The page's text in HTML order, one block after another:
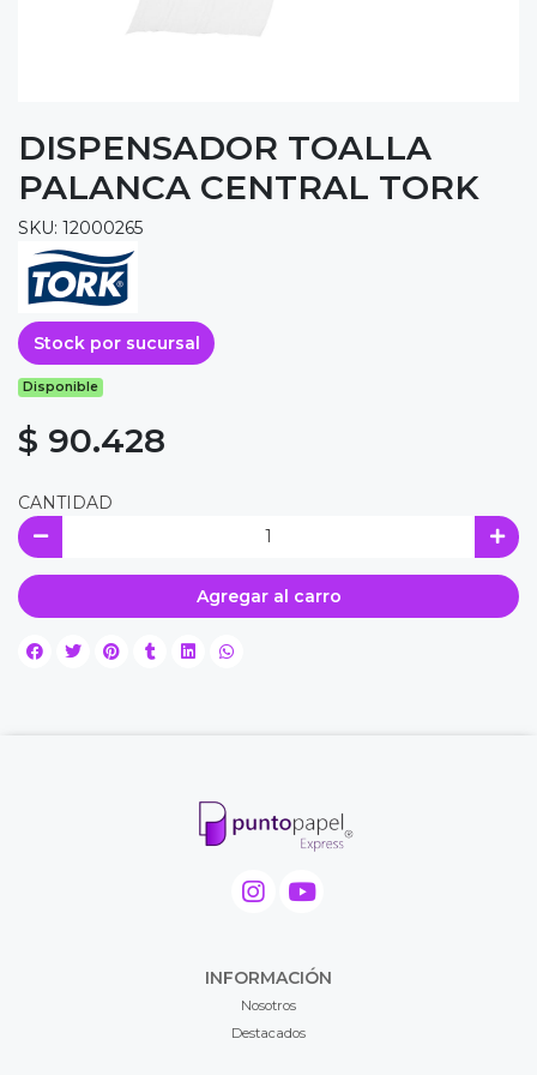
DISPENSADOR TOALLA
PALANCA CENTRAL TORK
SKU: 12000265
Stock por sucursal
Disponible
$ 90.428
CANTIDAD
Agregar al carro
INFORMACIÓN
Nosotros
Destacados